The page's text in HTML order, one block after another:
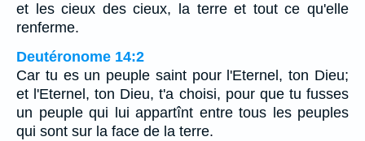
et les cieux des cieux, la terre et tout ce qu'elle
renferme.
Deutéronome 14:2
Car tu es un peuple saint pour l'Eternel, ton Dieu;
et l'Eternel, ton Dieu, t'a choisi, pour que tu fusses
un peuple qui lui appartînt entre tous les peuples
qui sont sur la face de la terre.